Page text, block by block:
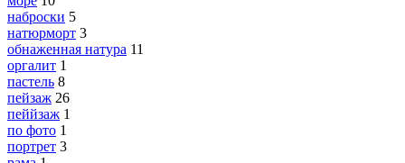
наброски 5
натюрморт 3
обнаженная натура 11
оргалит 1
пастель 8
пейзаж 26
пеййзаж 1
по фото 1
портрет 3